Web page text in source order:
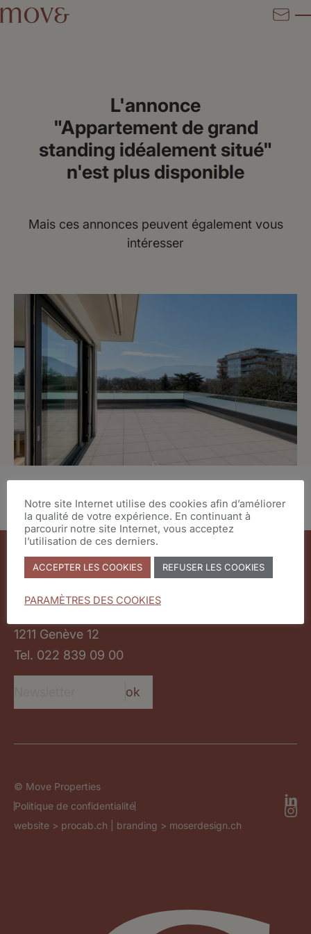
L'annonce
"Appartement de grand
standing idéalement situé"
n'est plus disponible
Mais ces annonces peuvent également vous
intéresser
1211 Genève 12
Tel. 022 839 09 00
ok
© Move Properties
Politique de confidentialité
website > procab.ch | branding > moserdesign.ch
Notre site Internet utilise des cookies afin d’améliorer
la qualité de votre expérience. En continuant à
parcourir notre site Internet, vous acceptez
l’utilisation de ces derniers.
ACCEPTER LES COOKIES REFUSER LES COOKIES
PARAMÈTRES DES COOKIES